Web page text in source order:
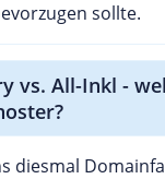
sollte.
vs. All-Inkl -
diesmal